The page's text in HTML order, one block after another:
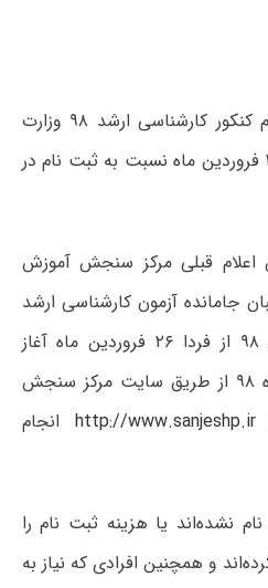
داوطلبان جامانده از ثبت نام کنکور کارشناسی ارشد ۹۸ وزارت
بهداشت می توانند از فردا ۲۶ فروردین ماه نسبت به ثبت نام در
اعلام قبلی مرکز سنجش آموزش
جامانده آزمون کارشناسی ارشد
رشته‌های گروه پزشکی سال ۹۸ از فردا ۲۶ فروردین ماه آغاز
می‌شود و تا ۲۸ فروردین ماه ۹۸ از طریق سایت مرکز سنجش
http://www.sanjeshp.ir انجام
نشده‌اند یا هزینه ثبت نام را
و همچنین افرادی که نیاز به